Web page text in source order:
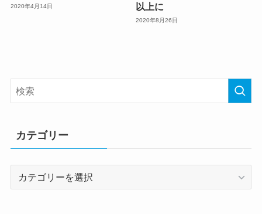
2020年4月14日
以上に
2020年8月26日
カテゴリー